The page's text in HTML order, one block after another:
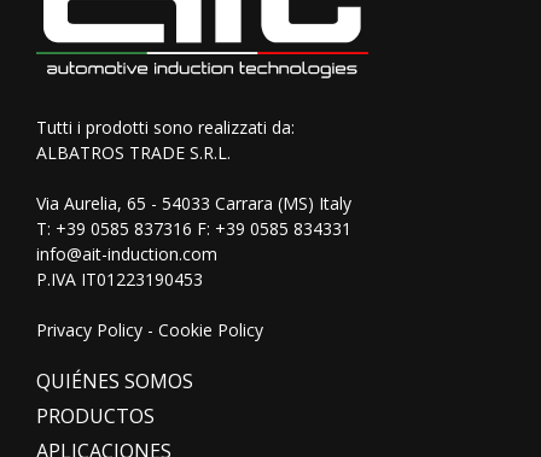
Tutti i prodotti sono realizzati da:
ALBATROS TRADE S.R.L.
Via Aurelia, 65 - 54033 Carrara (MS) Italy
T: +39 0585 837316 F: +39 0585 834331
info@ait-induction.com
P.IVA IT01223190453
Privacy Policy - Cookie Policy
QUIÉNES SOMOS
PRODUCTOS
APLICACIONES